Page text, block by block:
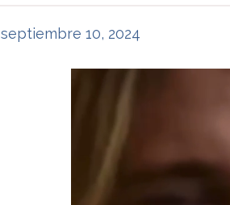
septiembre 10, 2024